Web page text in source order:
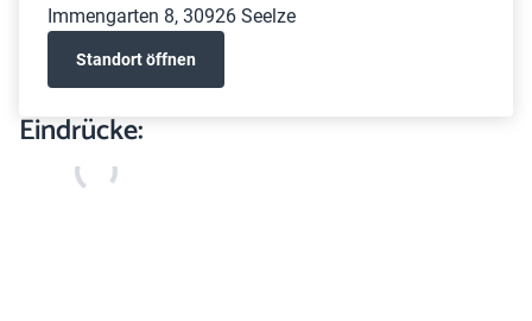
Immengarten 8, 30926 Seelze
Standort öffnen
Eindrücke: